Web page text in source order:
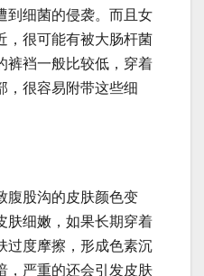
到细菌的侵袭。而且女
，很可能有被大肠杆菌
裤裆一般比较低，穿着
，很容易附带这些细
腹股沟的皮肤颜色变
肤细嫩，如果长期穿着
过度摩擦，形成色素沉
，严重的还会引发皮肤